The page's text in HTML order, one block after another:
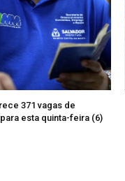
371 vagas de
esta quinta-feira (6)